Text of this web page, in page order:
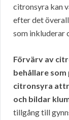
citronsyra kan
efter det
som inkluderar
Förvärv av
behållare
citronsyra
och bildar
tillgång till